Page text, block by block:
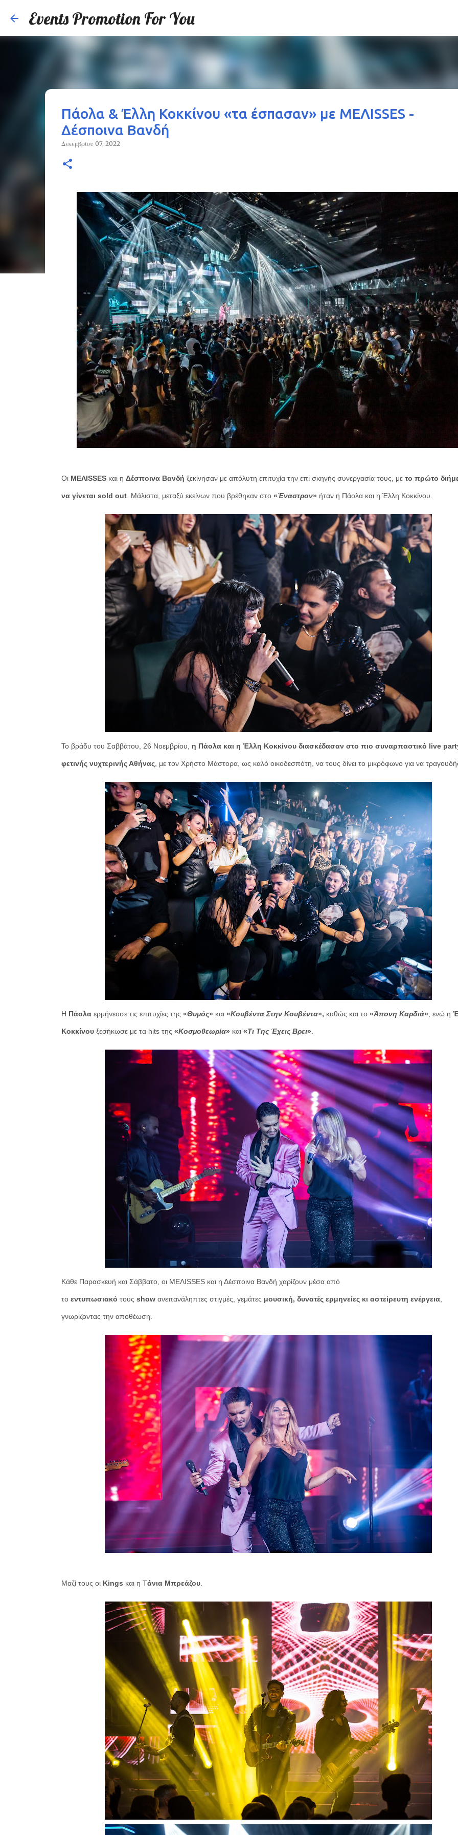
Events Promotion For You
Πάολα & Έλλη Κοκκίνου «τα έσπασαν» με MEΛΙSSES -
Δέσποινα Βανδή
Δεκεμβρίου 07, 2022
Οι MΕΛΙSSESκαι η Δέσποινα Βανδή ξεκίνησαν με απόλυτη επιτυχία την επί σκηνής συνεργασία τους, με το πρώτο
να γίνεται sold out. Μάλιστα, μεταξύ εκείνων που βρέθηκαν στο «Έναστρον» ήταν η Πάολα και η Έλλη Κοκκίνου.
Το βράδυ του Σαββάτου, 26 Νοεμβρίου, η Πάολα και η Έλλη Κοκκίνου διασκέδασαν στο πιο συναρπαστικό live
φετινής νυχτερινής Αθήνας, με τον Χρήστο Μάστορα, ως καλό οικοδεσπότη, να τους δίνει το μικρόφωνο για να
Η Πάολαερμήνευσε τις επιτυχίες της «Θυμός» και«Κουβέντα Στην Κουβέντα», καθώς και το«Άπονη Καρδιά» ενώ η
Κοκκίνουξεσήκωσε με τα hits της «Κοσμοθεωρία» και «Τι Της Έχεις Βρει»
Κάθε Παρασκευή και Σάββατο, οι ΜΕΛΙSSES και η Δέσποινα Βανδή χαρίζουν μέσα από
το εντυπωσιακό τους show ανεπανάληπτες στιγμές, γεμάτες μουσική, δυνατές ερμηνείες κι αστείρευτη ενέργεια,
γνωρίζοντας την αποθέωση.
Μαζί τους οι Kings και η Τάνια Μπρεάζου.